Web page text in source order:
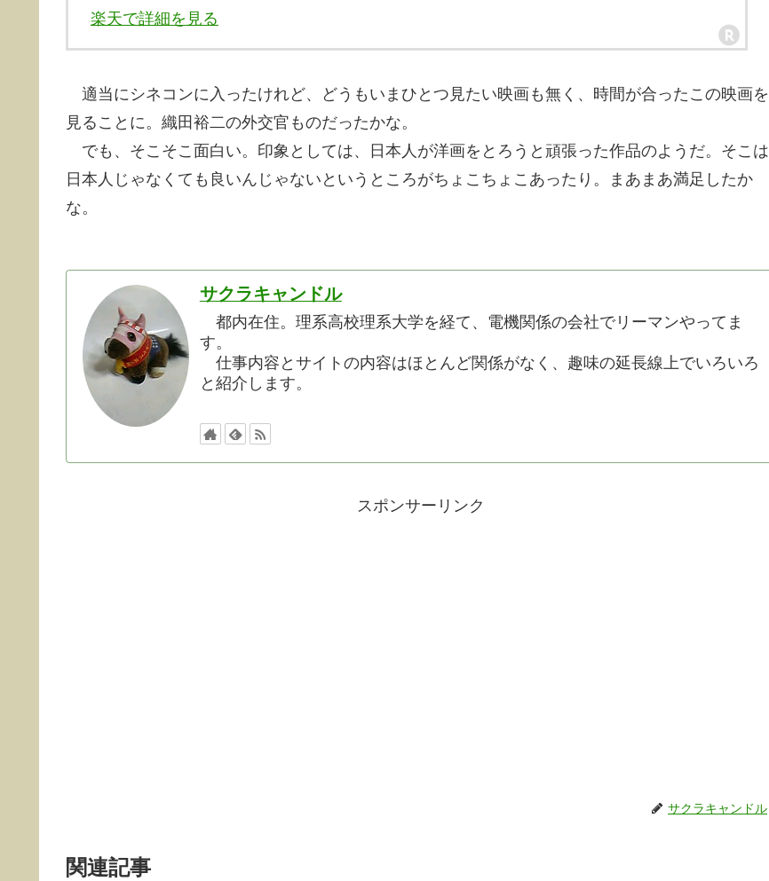
楽天で詳細を見る
適当にシネコンに入ったけれど、どうもいまひとつ見たい映画も無く、時間が合ったこの映画を
見ることに。織田裕二の外交官ものだったかな。
でも、そこそこ面白い。印象としては、日本人が洋画をとろうと頑張った作品のようだ。そこは
日本人じゃなくても良いんじゃないというところがちょこちょこあったり。まあまあ満足したか
な。
サクラキャンドル
都内在住。理系高校理系大学を経て、電機関係の会社でリーマンやってま
す。
仕事内容とサイトの内容はほとんど関係がなく、趣味の延長線上でいろいろ
と紹介します。
スポンサーリンク
サクラキャンドル
関連記事